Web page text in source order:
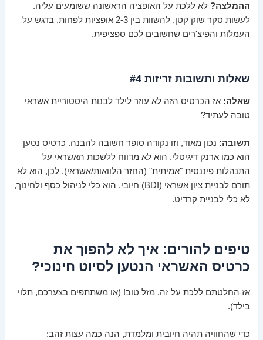
ההמלצה? לא ללכת על האופציה הראשונה ששומעים עליה.
לעשות סקר שוק קטן, להשוות בין 2-3 אופציות לפחות, בדגש על
העמלות והפיצ'רים שחשובים לכם ספציפית.
שאלות ותשובות זריזות #4
שאלה: אז הכרטיס הזה לא עוזר לילד לבנות היסטוריית אשראי
טובה לעתיד?
תשובה: נכון מאוד, וזו נקודה סופר חשובה להבנה. כרטיס נטען
הוא כמו ארנק דיגיטלי. הוא לא מדווח ללשכות האשראי על
התנהלות פיננסית "אמיתית" (החזר הלוואות/אשראי). לכן, הוא לא
תורם לבניית ציון אשראי (BDI) חיובי. הוא כלי לניהול כסף ולחינוך,
לא כלי לבניית קרדיט.
טיפים להורים: איך לא להפוך את
כרטיס האשראי הנטען לסיוט חינוכי?
אז החלטתם ללכת על זה. מזל טוב! (או משתתפים בצערכם, תלוי
בילד).
כדי שהחוויה תהיה חיובית ומלמדת, הנה כמה עצות זהב: